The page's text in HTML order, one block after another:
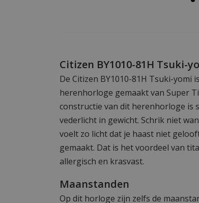
Citizen BY1010-81H Tsuki-
De Citizen BY1010-81H Tsuki-yomi
herenhorloge gemaakt van Super
constructie van dit herenhorloge is
vederlicht in gewicht. Schrik niet
voelt zo licht dat je haast niet
gemaakt. Dat is het voordeel van
allergisch en krasvast.
Maanstanden
Op dit horloge zijn zelfs de